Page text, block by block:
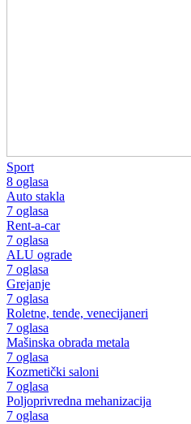
Sport
8 oglasa
Auto stakla
7 oglasa
Rent-a-car
7 oglasa
ALU ograde
7 oglasa
Grejanje
7 oglasa
Roletne, tende, venecijaneri
7 oglasa
Mašinska obrada metala
7 oglasa
Kozmetički saloni
7 oglasa
Poljoprivredna mehanizacija
7 oglasa